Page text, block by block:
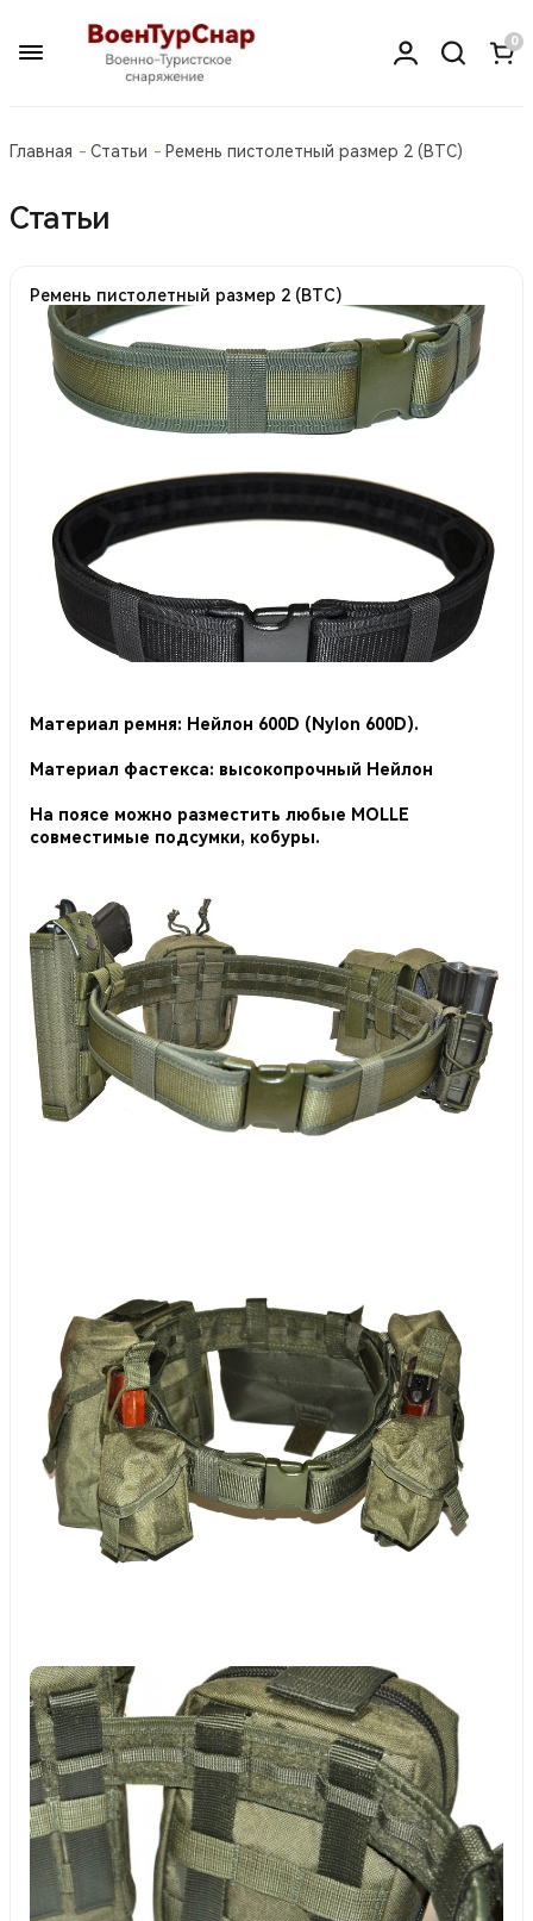
0
Главная Статьи Ремень пистолетный размер 2 (ВТC)
Статьи
Ремень пистолетный размер 2 (ВТC)
Материал ремня: Нейлон 600D (Nylon 600D).
Материал фастекса: высокопрочный Нейлон
На поясе можно разместить любые MOLLE
совместимые подсумки, кобуры.